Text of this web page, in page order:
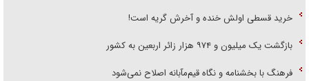
خرید قسطی اولش خنده و آخرش گریه است!
بازگشت یک میلیون و ۹۷۴ هزار زائر اربعین به کشور
فرهنگ با بخشنامه و نگاه قیم‌مآبانه اصلاح نمی‌شود